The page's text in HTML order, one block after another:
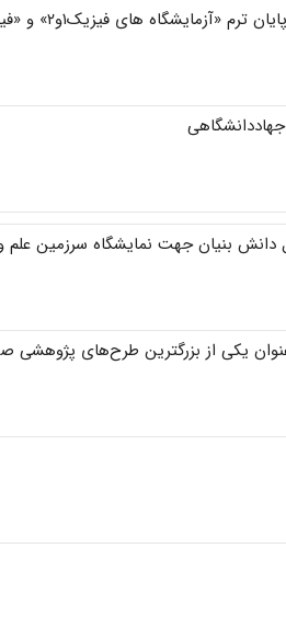
های فیزیک۱و۲» و «فیزیک عمومی»
بنیان جهت نمایشگاه سرزمین علم
یکی از بزرگترین طرح‌های پژوهشی